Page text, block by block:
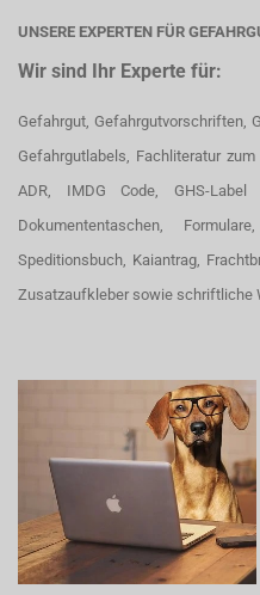
UNSERE EXPERTEN FÜR
Wir sind Ihr Experte für:
Gefahrgut, Gefahrgutvorschriften,
Gefahrgutlabels, Fachliteratur
ADR, IMDG Code, GHS-
Dokumententaschen,
Speditionsbuch, Kaiantrag,
Zusatzaufkleber sowie schriftliche